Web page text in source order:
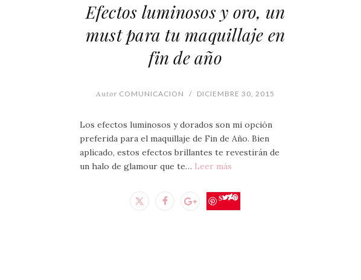
Efectos luminosos y oro, un
must para tu maquillaje en
fin de año
Autor COMUNICACION / DICIEMBRE 30, 2015
Los efectos luminosos y dorados son mi opción
preferida para el maquillaje de Fin de Año. Bien
aplicado, estos efectos brillantes te revestirán de
un halo de glamour que te… Leer más
Save